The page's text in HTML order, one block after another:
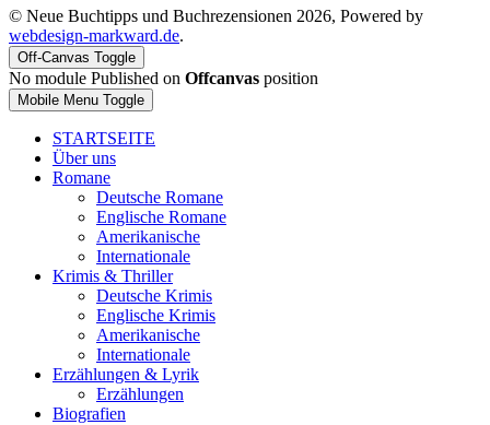
© Neue Buchtipps und Buchrezensionen 2026, Powered by
webdesign-markward.de.
Off-Canvas Toggle
No module Published on Offcanvas position
Mobile Menu Toggle
STARTSEITE
Über uns
Romane
Deutsche Romane
Englische Romane
Amerikanische
Internationale
Krimis & Thriller
Deutsche Krimis
Englische Krimis
Amerikanische
Internationale
Erzählungen & Lyrik
Erzählungen
Biografien